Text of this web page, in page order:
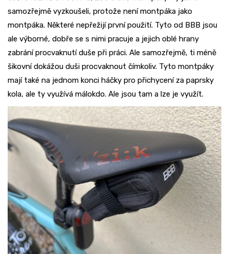
samozřejmě vyzkoušeli, protože není montpáka jako
montpáka. Některé nepřežijí první použití. Tyto od BBB jsou
ale výborné, dobře se s nimi pracuje a jejich oblé hrany
zabrání procvaknutí duše při práci. Ale samozřejmě, ti méně
šikovní dokážou duši procvaknout čímkoliv. Tyto montpáky
mají také na jednom konci háčky pro přichycení za paprsky
kola, ale ty využívá málokdo. Ale jsou tam a lze je využít.